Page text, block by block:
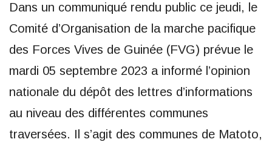
Dans un communiqué rendu public ce jeudi, le
Comité d’Organisation de la marche pacifique
des Forces Vives de Guinée (FVG) prévue le
mardi 05 septembre 2023 a informé l’opinion
nationale du dépôt des lettres d’informations
au niveau des différentes communes
traversées. Il s’agit des communes de Matoto,